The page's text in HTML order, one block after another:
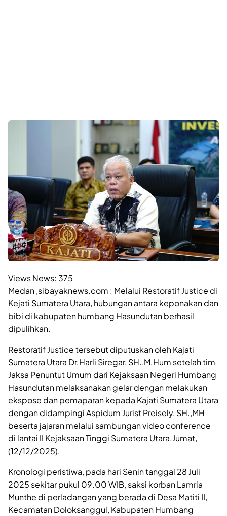
Views News: 375
Medan ,sibayaknews.com : Melalui Restoratif Justice di
Kejati Sumatera Utara, hubungan antara keponakan dan
bibi di kabupaten humbang Hasundutan berhasil
dipulihkan.
Restoratif Justice tersebut diputuskan oleh Kajati
Sumatera Utara Dr.Harli Siregar, SH.,M.Hum setelah tim
Jaksa Penuntut Umum dari Kejaksaan Negeri Humbang
Hasundutan melaksanakan gelar dengan melakukan
ekspose dan pemaparan kepada Kajati Sumatera Utara
dengan didampingi Aspidum Jurist Preisely, SH.,MH
beserta jajaran melalui sambungan video conference
di lantai II Kejaksaan Tinggi Sumatera Utara.Jumat,
(12/12/2025).
Kronologi peristiwa, pada hari Senin tanggal 28 Juli
2025 sekitar pukul 09.00 WIB, saksi korban Lamria
Munthe di perladangan yang berada di Desa Matiti II,
Kecamatan Doloksanggul, Kabupaten Humbang